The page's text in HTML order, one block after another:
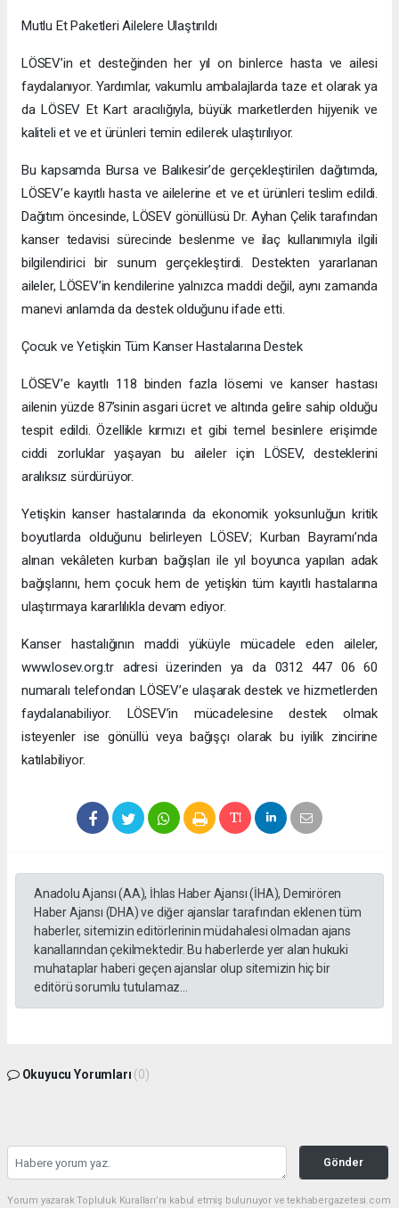
Mutlu Et Paketleri Ailelere Ulaştırıldı
LÖSEV’in et desteğinden her yıl on binlerce hasta ve ailesi
faydalanıyor. Yardımlar, vakumlu ambalajlarda taze et olarak ya
da LÖSEV Et Kart aracılığıyla, büyük marketlerden hijyenik ve
kaliteli et ve et ürünleri temin edilerek ulaştırılıyor.
Bu kapsamda Bursa ve Balıkesir’de gerçekleştirilen dağıtımda,
LÖSEV’e kayıtlı hasta ve ailelerine et ve et ürünleri teslim edildi.
Dağıtım öncesinde, LÖSEV gönüllüsü Dr. Ayhan Çelik tarafından
kanser tedavisi sürecinde beslenme ve ilaç kullanımıyla ilgili
bilgilendirici bir sunum gerçekleştirdi. Destekten yararlanan
aileler, LÖSEV’in kendilerine yalnızca maddi değil, aynı zamanda
manevi anlamda da destek olduğunu ifade etti.
Çocuk ve Yetişkin Tüm Kanser Hastalarına Destek
LÖSEV’e kayıtlı 118 binden fazla lösemi ve kanser hastası
ailenin yüzde 87’sinin asgari ücret ve altında gelire sahip olduğu
tespit edildi. Özellikle kırmızı et gibi temel besinlere erişimde
ciddi zorluklar yaşayan bu aileler için LÖSEV, desteklerini
aralıksız sürdürüyor.
Yetişkin kanser hastalarında da ekonomik yoksunluğun kritik
boyutlarda olduğunu belirleyen LÖSEV; Kurban Bayramı’nda
alınan vekâleten kurban bağışları ile yıl boyunca yapılan adak
bağışlarını, hem çocuk hem de yetişkin tüm kayıtlı hastalarına
ulaştırmaya kararlılıkla devam ediyor.
Kanser hastalığının maddi yüküyle mücadele eden aileler,
www.losev.org.tr adresi üzerinden ya da 0312 447 06 60
numaralı telefondan LÖSEV’e ulaşarak destek ve hizmetlerden
faydalanabiliyor. LÖSEV’in mücadelesine destek olmak
isteyenler ise gönüllü veya bağışçı olarak bu iyilik zincirine
katılabiliyor.
Anadolu Ajansı (AA), İhlas Haber Ajansı (İHA), Demirören
Haber Ajansı (DHA) ve diğer ajanslar tarafından eklenen tüm
haberler, sitemizin editörlerinin müdahalesi olmadan ajans
kanallarından çekilmektedir. Bu haberlerde yer alan hukuki
muhataplar haberi geçen ajanslar olup sitemizin hiç bir
editörü sorumlu tutulamaz...
Okuyucu Yorumları (0)
Gönder
Yorum yazarak Topluluk Kuralları’nı kabul etmiş bulunuyor ve tekhabergazetesi.com